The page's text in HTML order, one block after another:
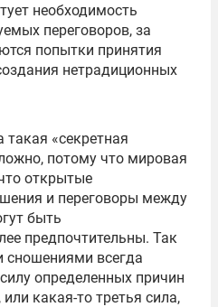
необходимость
переговоров, за
попытки принятия
нетрадиционных
«секретная
потому что мировая
открытые
и переговоры между
быть
предпочтительны. Так
сношениями всегда
определенных причин
какая-то третья сила,